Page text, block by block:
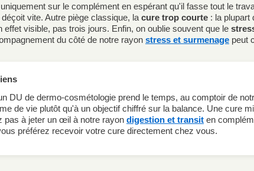
sur le complément en espérant qu'il fasse tout le
vite. Autre piège classique, la cure trop courte : la plupart
visible, pas trois jours. Enfin, on oublie souvent que le
du côté de notre rayon stress et surmenage peut
DU de dermo-cosmétologie prend le temps, au comptoir de
de vie plutôt qu'à un objectif chiffré sur la balance. Une cure
pas à jeter un œil à notre rayon digestion et transit en
préférez recevoir votre cure directement chez vous.